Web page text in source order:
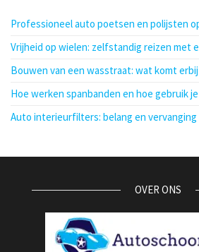
Professioneel auto poetsen en polijsten
Vrijheid op wielen: zelfstandig reizen met
Bouwen van een wasstraat: wat komt erbij
Hoe werken spanbanden en hoe gebruik je
Auto interieurfilters: belang en vervanging
OVER ONS